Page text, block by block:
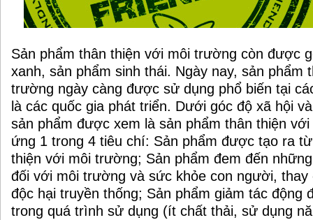
Sản phẩm thân thiện với môi trường còn được
xanh, sản phẩm sinh thái. Ngày nay, sản phẩm
trường ngày càng được sử dụng phổ biến tại
là các quốc gia phát triển. Dưới góc độ xã hội
sản phẩm được xem là sản phẩm thân thiện
ứng 1 trong 4 tiêu chí: Sản phẩm được tạo ra
thiện với môi trường; Sản phẩm đem đến
đối với môi trường và sức khỏe con người, thay
độc hại truyền thống; Sản phẩm giảm tác động
trong quá trình sử dụng (ít chất thải, sử dụng